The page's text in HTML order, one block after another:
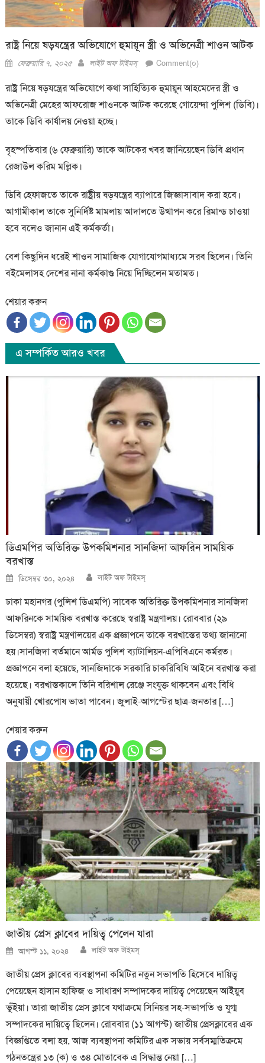
রাষ্ট্র নিয়ে ষড়যন্ত্রের অভিযোগে হুমায়ূন স্ত্রী ও অভিনেত্রী শাওন আটক
Posted
ফেব্রুয়ারি ৭, ২০২৫ Author
লাইট অফ টাইমস্ Comment(০)
রাষ্ট্র নিয়ে ষড়যন্ত্রের অভিযোগে কথা সাহিত্যিক হুমায়ূন আহমেদের স্ত্রী ও
অভিনেত্রী মেহের আফরোজ শাওনকে আটক করেছে গোয়েন্দা পুলিশ (ডিবি)।
তাকে ডিবি কার্যালয় নেওয়া হচ্ছে।
বৃহস্পতিবার (৬ ফেব্রুয়ারি) তাকে আটকের খবর জানিয়েছেন ডিবি প্রধান
রেজাউল করিম মল্লিক।
ডিবি হেফাজতে তাকে রাষ্ট্রীয় ষড়যন্ত্রের ব্যাপারে জিজ্ঞাসাবাদ করা হবে।
আগামীকাল তাকে সুনির্দিষ্ট মামলায় আদালতে উত্থাপন করে রিমান্ড চাওয়া
হবে বলেও জানান এই কর্মকর্তা।
বেশ কিছুদিন ধরেই শাওন সামাজিক যোগাযোগমাধ্যমে সরব ছিলেন। তিনি
বইমেলাসহ দেশের নানা কর্মকাণ্ড নিয়ে দিচ্ছিলেন মতামত।
শেয়ার করুন
এ সম্পর্কিত আরও খবর
ডিএমপির অতিরিক্ত উপকমিশনার সানজিদা আফরিন সাময়িক
বরখাস্ত
Posted
on
ডিসেম্বর ৩০, ২০২৪ Author
লাইট অফ টাইমস্
ঢাকা মহানগর (পুলিশ ডিএমপি) সাবেক অতিরিক্ত উপকমিশনার সানজিদা
আফরিনকে সাময়িক বরখাস্ত করেছে স্বরাষ্ট্র মন্ত্রণালয়। রোববার (২৯
ডিসেম্বর) স্বরাষ্ট্র মন্ত্রণালয়ের এক প্রজ্ঞাপনে তাকে বরখাস্তের তথ্য জানানো
হয়।সানজিদা বর্তমানে আর্মড পুলিশ ব্যাটালিয়ন-এপিবিএনে কর্মরত।
প্রজ্ঞাপনে বলা হয়েছে, সানজিদাকে সরকারি চাকরিবিধি আইনে বরখাস্ত করা
হয়েছে। বরখাস্তকালে তিনি বরিশাল রেঞ্জে সংযুক্ত থাকবেন এবং বিধি
অনুযায়ী খোরপোষ ভাতা পাবেন। জুলাই-আগস্টের ছাত্র-জনতার […]
শেয়ার করুন
জাতীয় প্রেস ক্লাবের দায়িত্ব পেলেন যারা
Posted
on
আগস্ট ১১, ২০২৪ Author
লাইট অফ টাইমস্
জাতীয় প্রেস ক্লাবের ব্যবস্থাপনা কমিটির নতুন সভাপতি হিসেবে দায়িত্ব
পেয়েছেন হাসান হাফিজ ও সাধারণ সম্পাদকের দায়িত্ব পেয়েছেন আইয়ুব
ভূঁইয়া। তারা জাতীয় প্রেস ক্লাবে যথাক্রমে সিনিয়র সহ-সভাপতি ও যুগ্ম
সম্পাদকের দায়িত্বে ছিলেন। রোববার (১১ আগস্ট) জাতীয় প্রেসক্লাবের এক
বিজ্ঞপ্তিতে বলা হয়, আজ ব্যবস্থাপনা কমিটির এক সভায় সর্বসম্মতিক্রমে
গঠনতন্ত্রের ১৩ (ক) ও ৩৪ মোতাবেক এ সিদ্ধান্ত নেয়া […]